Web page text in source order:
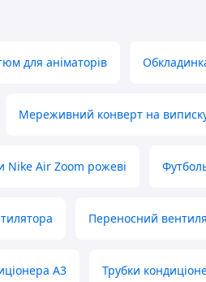
для аніматорів
Мереживний конверт на
Nike Air Zoom рожеві
Переносний
А3 Трубки